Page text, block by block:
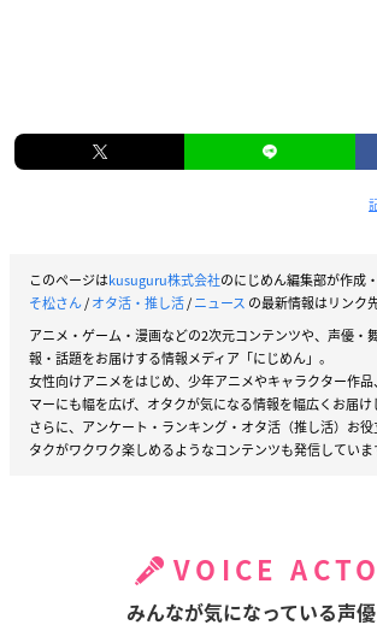
このページはkusuguru株式会社のにじめん編集部が作成
そ松さん/オタ活・推し活/ニュース の最新情報はリンク
アニメ・ゲーム・漫画などの2次元コンテンツや、声優・
報・話題をお届けする情報メディア「にじめん」。
女性向けアニメをはじめ、少年アニメやキャラクター作
マーにも幅を広げ、オタクが気になる情報を幅広くお届け
さらに、アンケート・ランキング・オタ活（推し活）お
タクがワクワク楽しめるようなコンテンツも発信していま
VOICE
みんなが気になっている声